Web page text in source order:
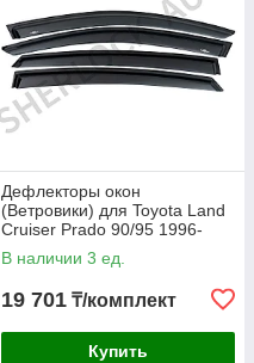
Дефлекторы окон
(Ветровики) для Toyota Land
Cruiser Prado 90/95 1996-
2002
В наличии 3 ед.
19 701 ₸/комплект
Купить